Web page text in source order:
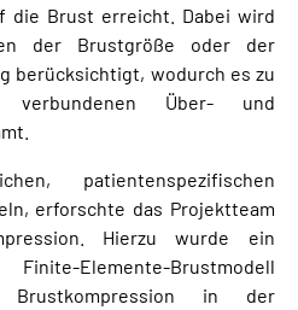
die Brust erreicht. Dabei wird
der Brustgröße oder der
berücksichtigt, wodurch es zu
Über- und
patientenspezifischen
erforschte das Projektteam
Hierzu wurde ein
Elemente-Brustmodell
in der